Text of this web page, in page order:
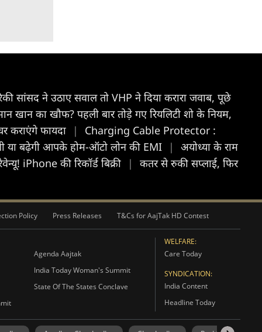
सांसद ने उठाए सवाल तो VHP ने दिया करारा जवाब, पूछे
खान का खौफ? पहली बार तोड़े गए रियलिटी शो के नियम,
कराएंगे फायदा |
Charging Cable Protector :
या बढ़ेगी आपके होम-ऑटो लोन की EMI |
अयोध्या के राम
iPhone की रिकॉर्ड बिक्री |
कतर से रुकी सप्लाई, फिर
Policy Press Releases T&Cs for AajTak HD Contest
Agenda Aajtak
India Today Woman's Summit
State Of The States Conclave
WELFARE:
Care Today
SYNDICATION:
India Content
Headline Today